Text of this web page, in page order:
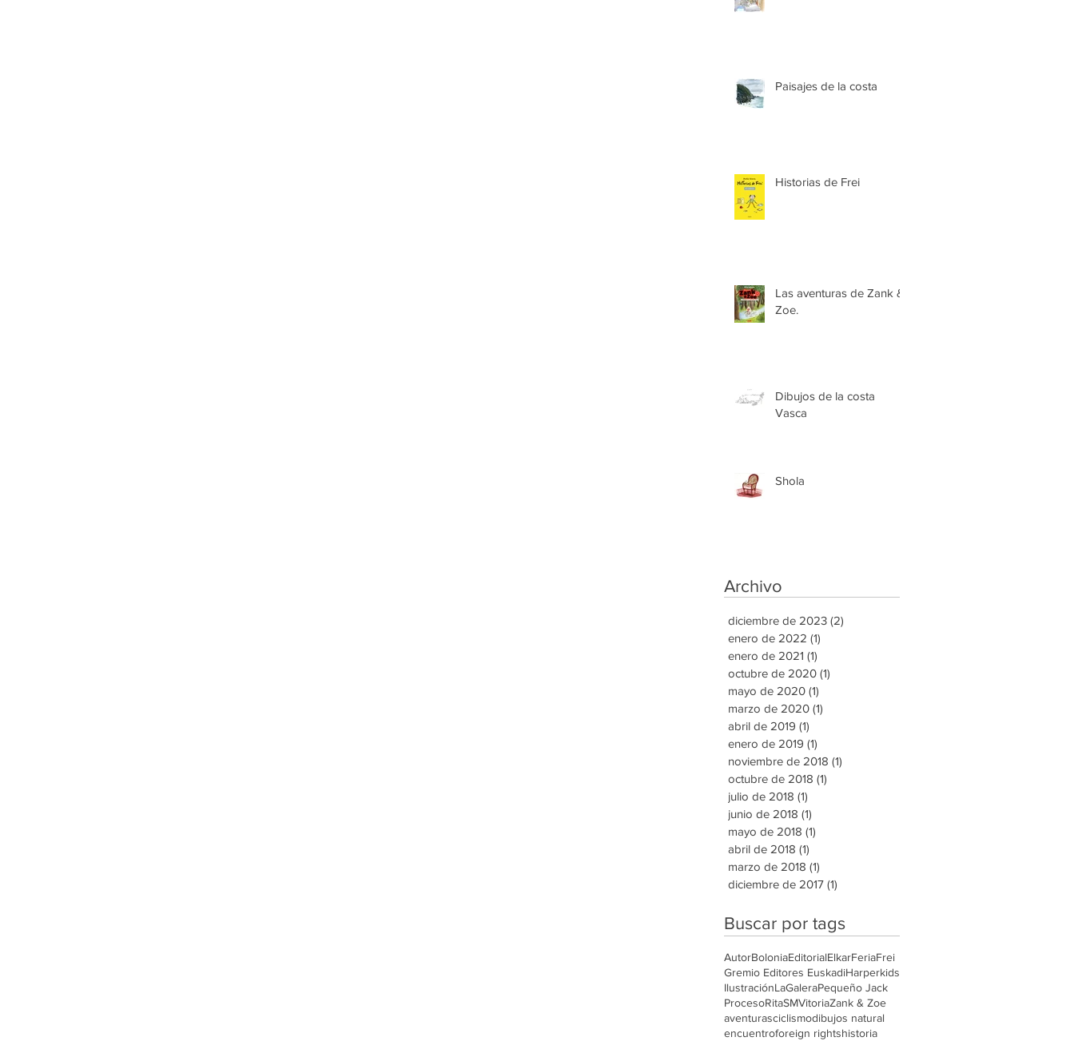
Paisajes de la costa
Historias de Frei
Las aventuras de Zank &
Zoe.
Dibujos de la costa
Vasca
Shola
Archivo
diciembre de 2023 (2)
enero de 2022 (1)
enero de 2021 (1)
octubre de 2020 (1)
mayo de 2020 (1)
marzo de 2020 (1)
abril de 2019 (1)
enero de 2019 (1)
noviembre de 2018 (1)
octubre de 2018 (1)
julio de 2018 (1)
junio de 2018 (1)
mayo de 2018 (1)
abril de 2018 (1)
marzo de 2018 (1)
diciembre de 2017 (1)
Buscar por tags
AutorBoloniaEditorialElkarFeriaFrei
Gremio Editores EuskadiHarperkids
IlustraciónLaGaleraPequeño Jack
ProcesoRitaSMVitoriaZank & Zoe
aventurasciclismodibujos natural
encuentroforeign rightshistoria